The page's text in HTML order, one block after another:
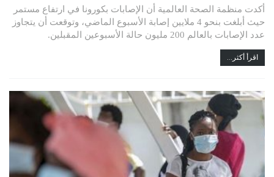
أكدت منظمة الصحة العالمية أن الإصابات بكورونا في ارتفاع مستمر
حيث أبلغت بنحو 4 ملايين إصابة الأسبوع الماضي، وتوقعت أن يتجاوز
عدد الإصابات بالعالم 200 مليون حالة الأسبوعين المقبلين.
اقرأ أكثر...